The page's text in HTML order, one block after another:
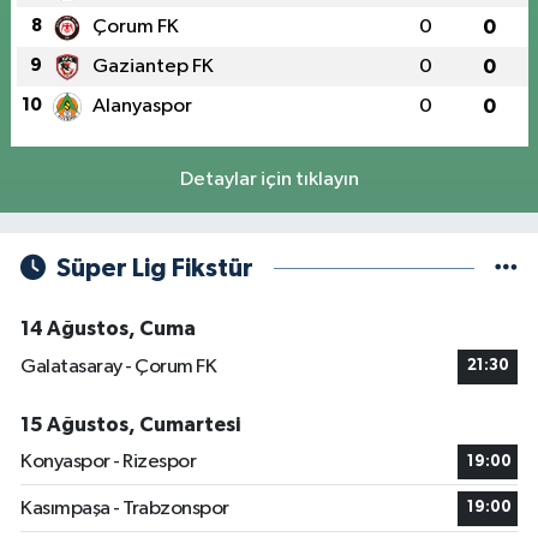
8 Çorum FK 0 0
9 Gaziantep FK 0 0
10 Alanyaspor 0 0
Detaylar için tıklayın
Süper Lig Fikstür
14 Ağustos, Cuma
Galatasaray - Çorum FK
21:30
15 Ağustos, Cumartesi
Konyaspor - Rizespor
19:00
Kasımpaşa - Trabzonspor 19:00